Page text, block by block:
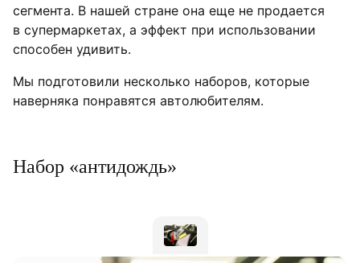
сегмента. В нашей стране она еще не продается
в супермаркетах, а эффект при использовании
способен удивить.
Мы подготовили несколько наборов, которые
наверняка понравятся автолюбителям.
Набор «антидождь»